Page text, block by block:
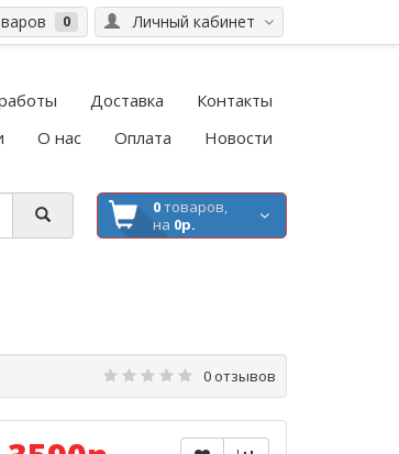
Личный кабинет
0
Доставка
Контакты
О нас Оплата Новости
0товаров,
на 0р.
0 отзывов